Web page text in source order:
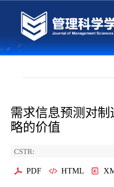
需求信息预测对
略的价值
CSTR:
PDF HTML